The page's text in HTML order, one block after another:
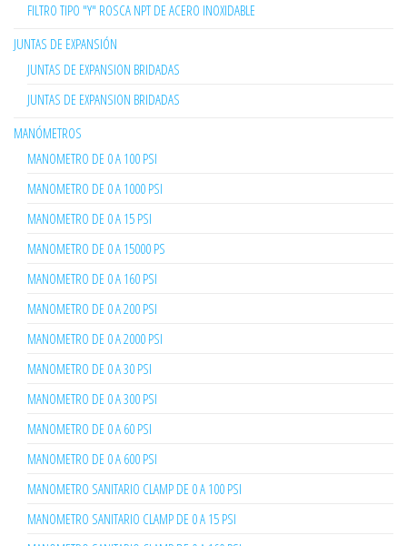
FILTRO TIPO "Y" ROSCA NPT DE ACERO INOXIDABLE
JUNTAS DE EXPANSIÓN
JUNTAS DE EXPANSION BRIDADAS
JUNTAS DE EXPANSION BRIDADAS
MANÓMETROS
MANOMETRO DE 0 A 100 PSI
MANOMETRO DE 0 A 1000 PSI
MANOMETRO DE 0 A 15 PSI
MANOMETRO DE 0 A 15000 PS
MANOMETRO DE 0 A 160 PSI
MANOMETRO DE 0 A 200 PSI
MANOMETRO DE 0 A 2000 PSI
MANOMETRO DE 0 A 30 PSI
MANOMETRO DE 0 A 300 PSI
MANOMETRO DE 0 A 60 PSI
MANOMETRO DE 0 A 600 PSI
MANOMETRO SANITARIO CLAMP DE 0 A 100 PSI
MANOMETRO SANITARIO CLAMP DE 0 A 15 PSI